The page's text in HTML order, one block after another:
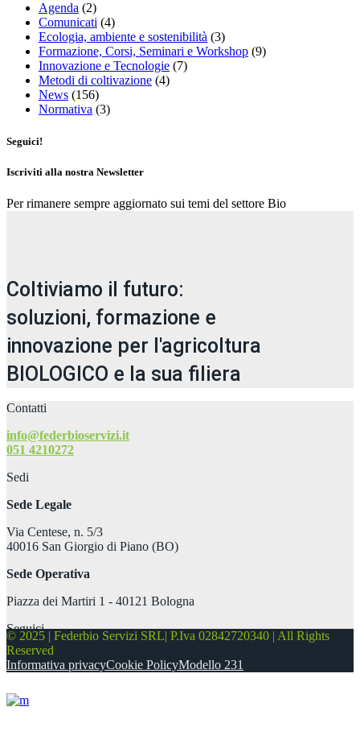
Agenda (2)
Comunicati (4)
Ecologia, ambiente e sostenibilità (3)
Formazione, Corsi, Seminari e Workshop (9)
Innovazione e Tecnologie (7)
Metodi di coltivazione (4)
News (156)
Normativa (3)
Seguici!
Iscriviti alla nostra Newsletter
Per rimanere sempre aggiornato sui temi del settore Bio
Coltiviamo il futuro:
soluzioni, formazione e
innovazione per l'agricoltura
BIOLOGICO e la sua filiera
Contatti
info@federbioservizi.it
051 4210272
Sedi
Sede Legale
Via Centese, n. 5/3
40016 San Giorgio di Piano (BO)
Sede Operativa
Piazza dei Martiri 1 - 40121 Bologna
Seguici
© 2025 | Federbio Servizi SRL| P.Iva 02842720340 | All Rights
Reserved
Informativa privacyCookie PolicyModello 231